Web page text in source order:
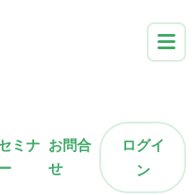
ミナ お問合
せ
ログイ
ン